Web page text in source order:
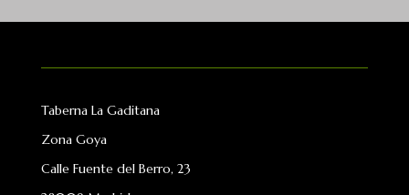
Taberna La Gaditana
Zona Goya
Calle Fuente del Berro, 23